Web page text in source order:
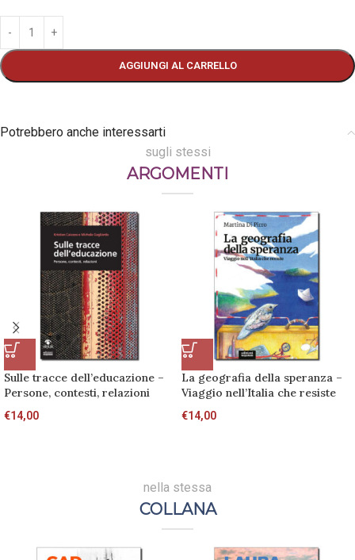
AGGIUNGI AL CARRELLO
Potrebbero anche interessarti
sugli stessi
ARGOMENTI
Sulle tracce dell’educazione –
Persone, contesti, relazioni
€14,00
La geografia della speranza –
Viaggio nell’Italia che resiste
€14,00
nella stessa
COLLANA